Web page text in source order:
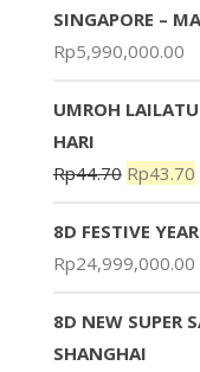
SINGAPORE –
Rp5,990,000.00
UMROH
HARI
Rp44.70 Rp43.70
8D FESTIVE
Rp24,999,000.00
8D NEW SUPER
SHANGHAI